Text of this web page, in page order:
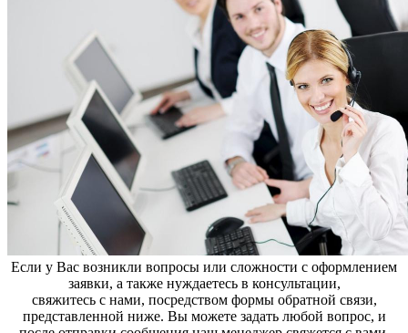
Если у Вас возникли вопросы или сложности с оформлением
заявки, а также нуждаетесь в консультации,
свяжитесь с нами, посредством формы обратной связи,
представленной ниже. Вы можете задать любой вопрос, и